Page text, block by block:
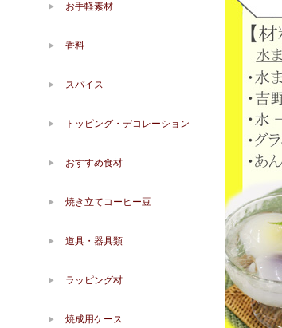
お手軽素材
香料
スパイス
トッピング・デコレーション
おすすめ食材
焼き立てコーヒー豆
道具・器具類
ラッピング材
焼成用ケース